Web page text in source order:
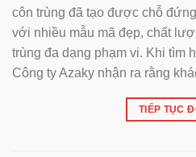
côn trùng đã tạo được chỗ
với nhiều mẫu mã đẹp, chất
trùng đa dạng phạm vi. Khi tìm
Công ty Azaky nhận ra rằng
TIẾP TỤC